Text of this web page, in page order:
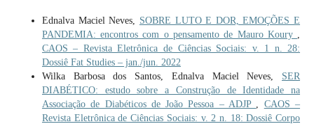
Ednalva Maciel Neves, SOBRE LUTO E DOR, EMOÇÕES E
PANDEMIA: encontros com o pensamento de Mauro Koury
CAOS – Revista Eletrônica de Ciências Sociais: v. 1 n. 28:
Dossiê Fat Studies – jan./jun. 2022
Wilka Barbosa dos Santos, Ednalva Maciel Neves, SER
DIABÉTICO: estudo sobre a Construção de Identidade na
Associação de Diabéticos de João Pessoa – ADJP
CAOS –
Revista Eletrônica de Ciências Sociais: v. 2 n. 18: Dossiê Corpo